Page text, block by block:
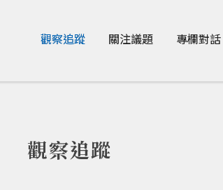
觀察追蹤 關注議題 專欄對話
觀察追蹤